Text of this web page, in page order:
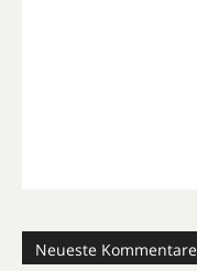
Neueste Kommentare